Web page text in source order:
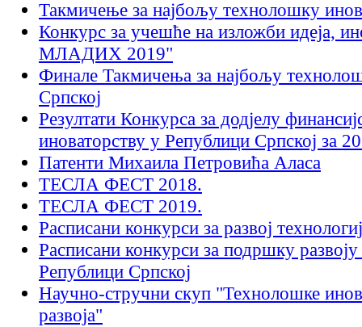
Такмичењe за најбољу технолошку
Конкурс за учешће на изложби идеја,
МЛАДИХ 2019"
Финале Такмичења за најбољу
Српској
Резултати Конкурса за додјелу
иноваторству у Републици Српској за
Патенти Михаила Петровића Аласа
ТЕСЛА ФЕСТ 2018.
ТЕСЛА ФЕСТ 2019.
Расписани конкурси за развој
Расписани конкурси за подршку
Републици Српској
Научно-стручни скуп "Технолошке
развоја"